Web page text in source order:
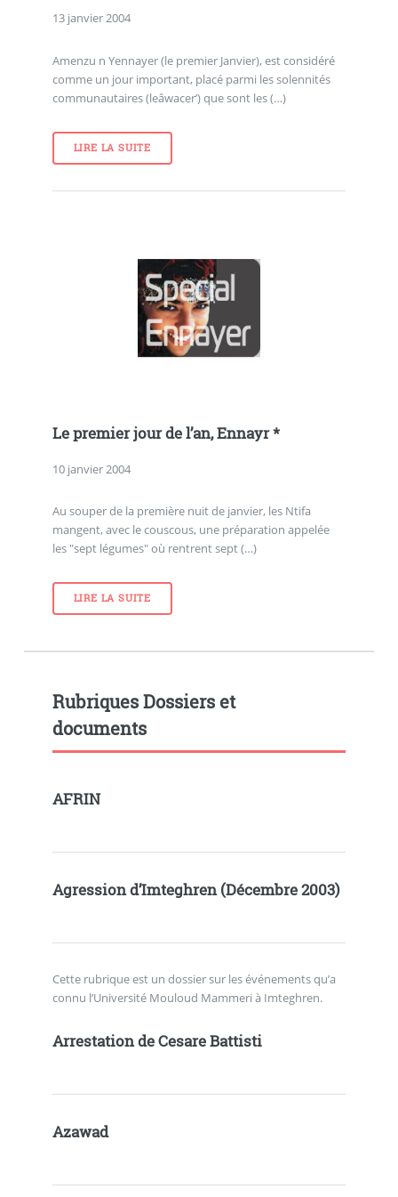
13 janvier 2004
Amenzu n Yennayer (le premier Janvier), est considéré
comme un jour important, placé parmi les solennités
communautaires (leâwacer’) que sont les (…)
LIRE LA SUITE
Le premier jour de l’an, Ennayr *
10 janvier 2004
Au souper de la première nuit de janvier, les Ntifa
mangent, avec le couscous, une préparation appelée
les "sept légumes" où rentrent sept (…)
LIRE LA SUITE
Rubriques Dossiers et
documents
AFRIN
Agression d’Imteghren (Décembre 2003)
Cette rubrique est un dossier sur les événements qu’a
connu l’Université Mouloud Mammeri à Imteghren.
Arrestation de Cesare Battisti
Azawad